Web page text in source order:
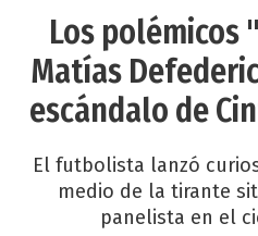
Los polémicos
Matías
escándalo de
El futbolista lanzó
medio de la tirante
panelista en el